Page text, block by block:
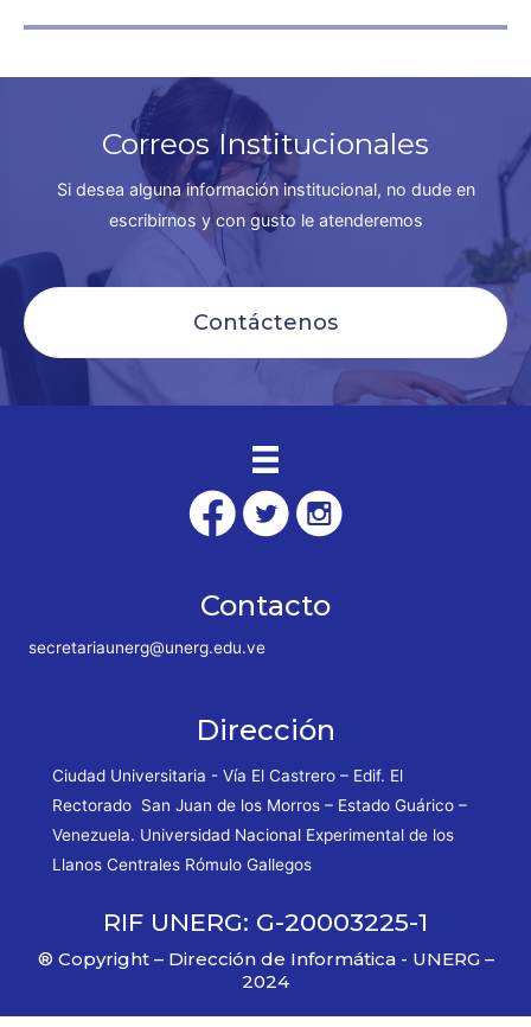
Correos Institucionales
Si desea alguna información institucional, no dude en
escribirnos y con gusto le atenderemos
Contáctenos
Contacto
secretariaunerg@unerg.edu.ve
Dirección
Ciudad Universitaria - Vía El Castrero – Edif. El
Rectorado San Juan de los Morros – Estado Guárico –
Venezuela. Universidad Nacional Experimental de los
Llanos Centrales Rómulo Gallegos
RIF UNERG: G-20003225-1
® Copyright – Dirección de Informática - UNERG –
2024